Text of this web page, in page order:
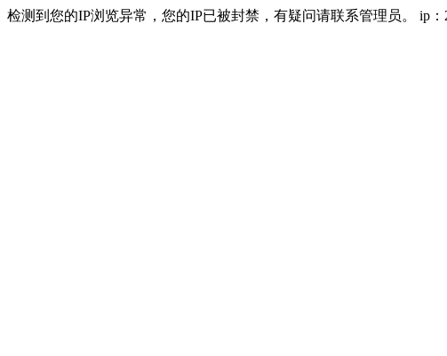
检测到您的IP浏览异常，您的IP已被封禁，有疑问请联系管理员。 ip：